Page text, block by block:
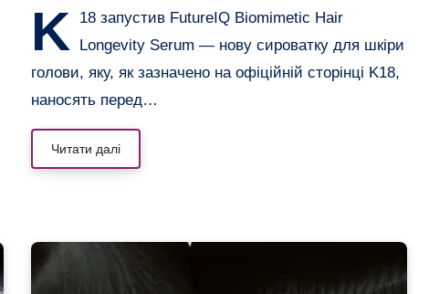
K
18 запустив FutureIQ Biomimetic Hair
Longevity Serum — нову сироватку для шкіри
голови, яку, як зазначено на офіційній сторінці K18,
наносять перед…
Читати далі